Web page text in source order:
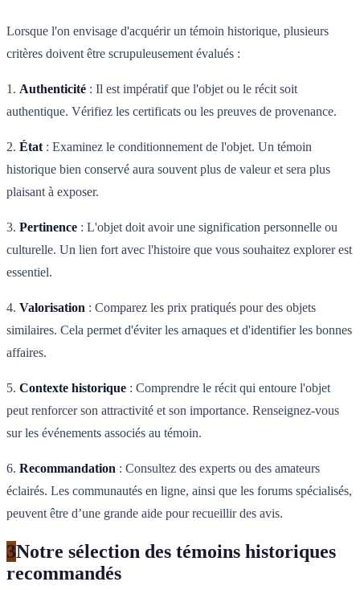
Lorsque l'on envisage d'acquérir un témoin historique, plusieurs
critères doivent être scrupuleusement évalués :
1. Authenticité : Il est impératif que l'objet ou le récit soit
authentique. Vérifiez les certificats ou les preuves de provenance.
2. État : Examinez le conditionnement de l'objet. Un témoin
historique bien conservé aura souvent plus de valeur et sera plus
plaisant à exposer.
3. Pertinence : L'objet doit avoir une signification personnelle ou
culturelle. Un lien fort avec l'histoire que vous souhaitez explorer est
essentiel.
4. Valorisation : Comparez les prix pratiqués pour des objets
similaires. Cela permet d'éviter les arnaques et d'identifier les bonnes
affaires.
5. Contexte historique : Comprendre le récit qui entoure l'objet
peut renforcer son attractivité et son importance. Renseignez-vous
sur les événements associés au témoin.
6. Recommandation : Consultez des experts ou des amateurs
éclairés. Les communautés en ligne, ainsi que les forums spécialisés,
peuvent être d’une grande aide pour recueillir des avis.
3Notre sélection des témoins historiques
recommandés